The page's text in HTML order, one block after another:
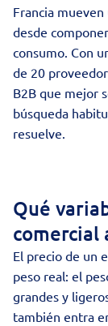
Francia
desde
consumo. Con
de 20
B2B que mejor
búsqueda
resuelve.
Qué
comercial
El precio de un
peso real: el
grandes y
también entra